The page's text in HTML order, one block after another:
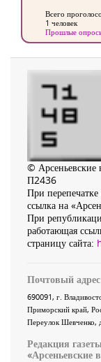
Всего
1 человек
Прошлые
©
П2436
При
ссылка на
При
работающая
страницу сайта:
Почтовый
690091, г.
Приморский край,
Переулок Шевченко,
Редакция
«Арсеньевские